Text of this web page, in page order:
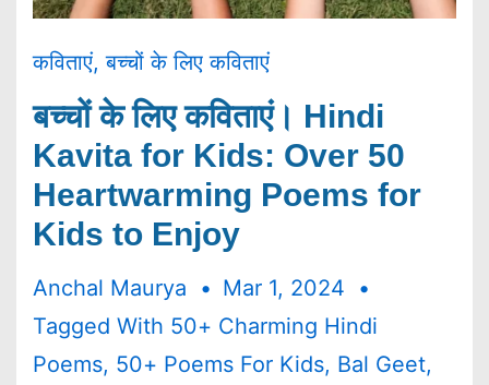
कविताएं,बच्चों के लिए कविताएं
बच्चों के लिए कविताएं। Hindi
Kavita for Kids: Over 50
Heartwarming Poems for
Kids to Enjoy
Anchal Maurya
Mar 1, 2024
Tagged With 50+ Charming Hindi
Poems, 50+ Poems For Kids, Bal Geet,